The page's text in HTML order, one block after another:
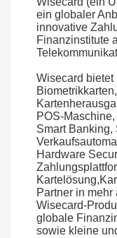
ein globaler
innovative
Finanzinstitute
Wisecard bietet
POS-
Smart Banking,
Hardware
Partner in
Wisecard-
globale
sowie kleine